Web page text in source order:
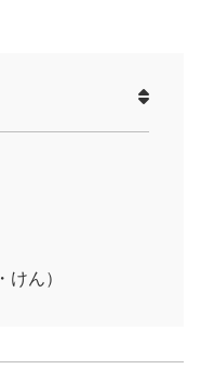
ーブランディングにも
態に迫ります！